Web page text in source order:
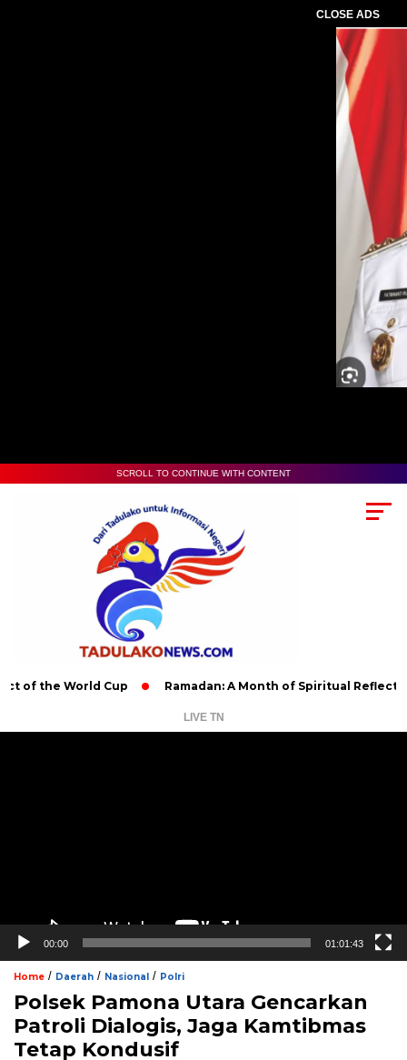
CLOSE ADS
SCROLL TO CONTINUE WITH CONTENT
World Cup Ramadan: A Month of Spiritual Reflection,
LIVE TN
00:00 01:01:43
Home / Daerah / Nasional / Polri
Polsek Pamona Utara Gencarkan
Patroli Dialogis, Jaga Kamtibmas
Tetap Kondusif